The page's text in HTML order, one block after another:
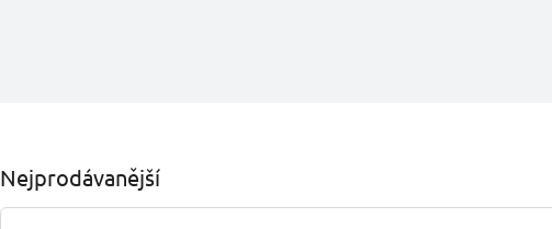
Nejprodávanější